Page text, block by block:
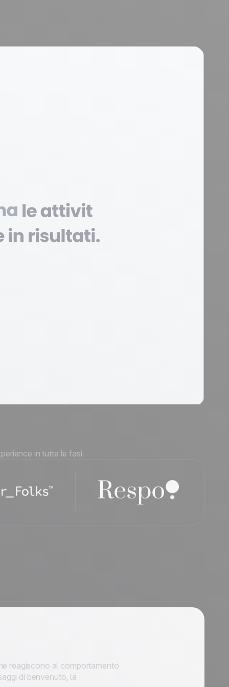
in tutte le fasi
reagiscono al comportamento
di benvenuto, la